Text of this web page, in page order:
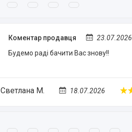
Коментар продавця
23.07.2026
Будемо раді бачити Вас знову!!
Светлана М. 18.07.2026